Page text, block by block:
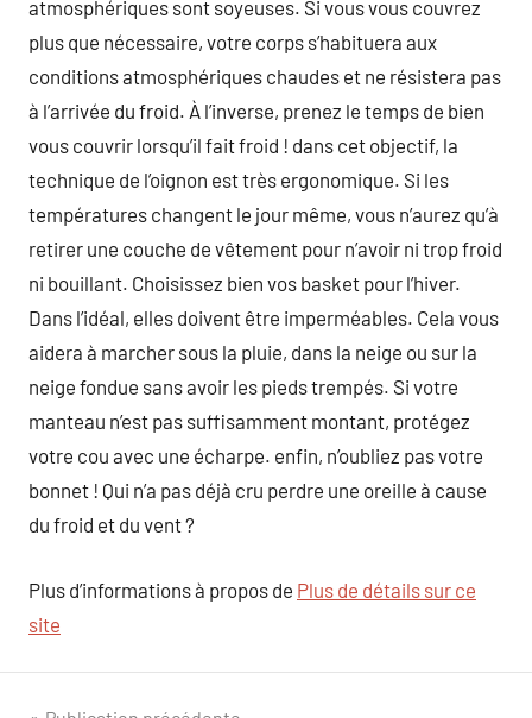
atmosphériques sont soyeuses. Si vous vous couvrez
plus que nécessaire, votre corps s’habituera aux
conditions atmosphériques chaudes et ne résistera pas
à l’arrivée du froid. À l’inverse, prenez le temps de bien
vous couvrir lorsqu’il fait froid ! dans cet objectif, la
technique de l’oignon est très ergonomique. Si les
températures changent le jour même, vous n’aurez qu’à
retirer une couche de vêtement pour n’avoir ni trop froid
ni bouillant. Choisissez bien vos basket pour l’hiver.
Dans l’idéal, elles doivent être imperméables. Cela vous
aidera à marcher sous la pluie, dans la neige ou sur la
neige fondue sans avoir les pieds trempés. Si votre
manteau n’est pas suffisamment montant, protégez
votre cou avec une écharpe. enfin, n’oubliez pas votre
bonnet ! Qui n’a pas déjà cru perdre une oreille à cause
du froid et du vent ?
Plus d’informations à propos de Plus de détails sur ce
site